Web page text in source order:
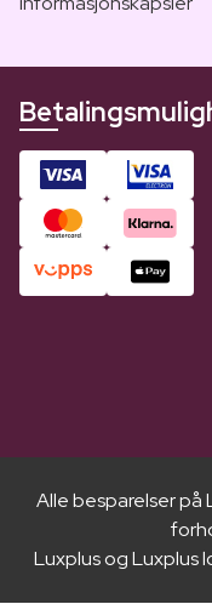
Alle besparelser på
Luxplus og Luxplus